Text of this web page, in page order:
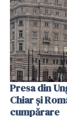
Presa din
Chiar și
cumpărare